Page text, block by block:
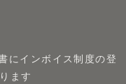
にインボイス制度の登
ます